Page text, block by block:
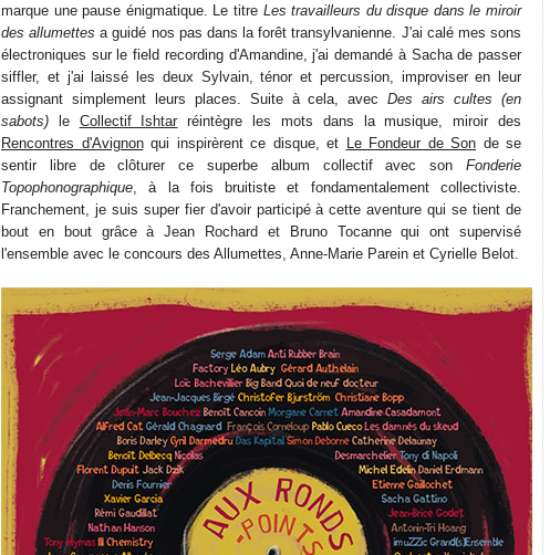
marque une pause énigmatique. Le titre Les travailleurs du disque dans le miroir
des allumettes a guidé nos pas dans la forêt transylvanienne. J'ai calé mes sons
électroniques sur le field recording d'Amandine, j'ai demandé à Sacha de passer
siffler, et j'ai laissé les deux Sylvain, ténor et percussion, improviser en leur
assignant simplement leurs places. Suite à cela, avecDes airs cultes (en
sabots) le Collectif Ishtar réintègre les mots dans la musique, miroir des
Rencontres d'Avignonqui inspirèrent ce disque, et Le Fondeur de Son de se
sentir libre de clôturer ce superbe album collectif avec son Fonderie
Topophonographique , à la fois bruitiste et fondamentalement collectiviste.
Franchement, je suis super fier d'avoir participé à cette aventure qui se tient de
bout en bout grâce à Jean Rochard et Bruno Tocanne qui ont supervisé
l'ensemble avec le concours des Allumettes, Anne-Marie Parein et Cyrielle Belot.